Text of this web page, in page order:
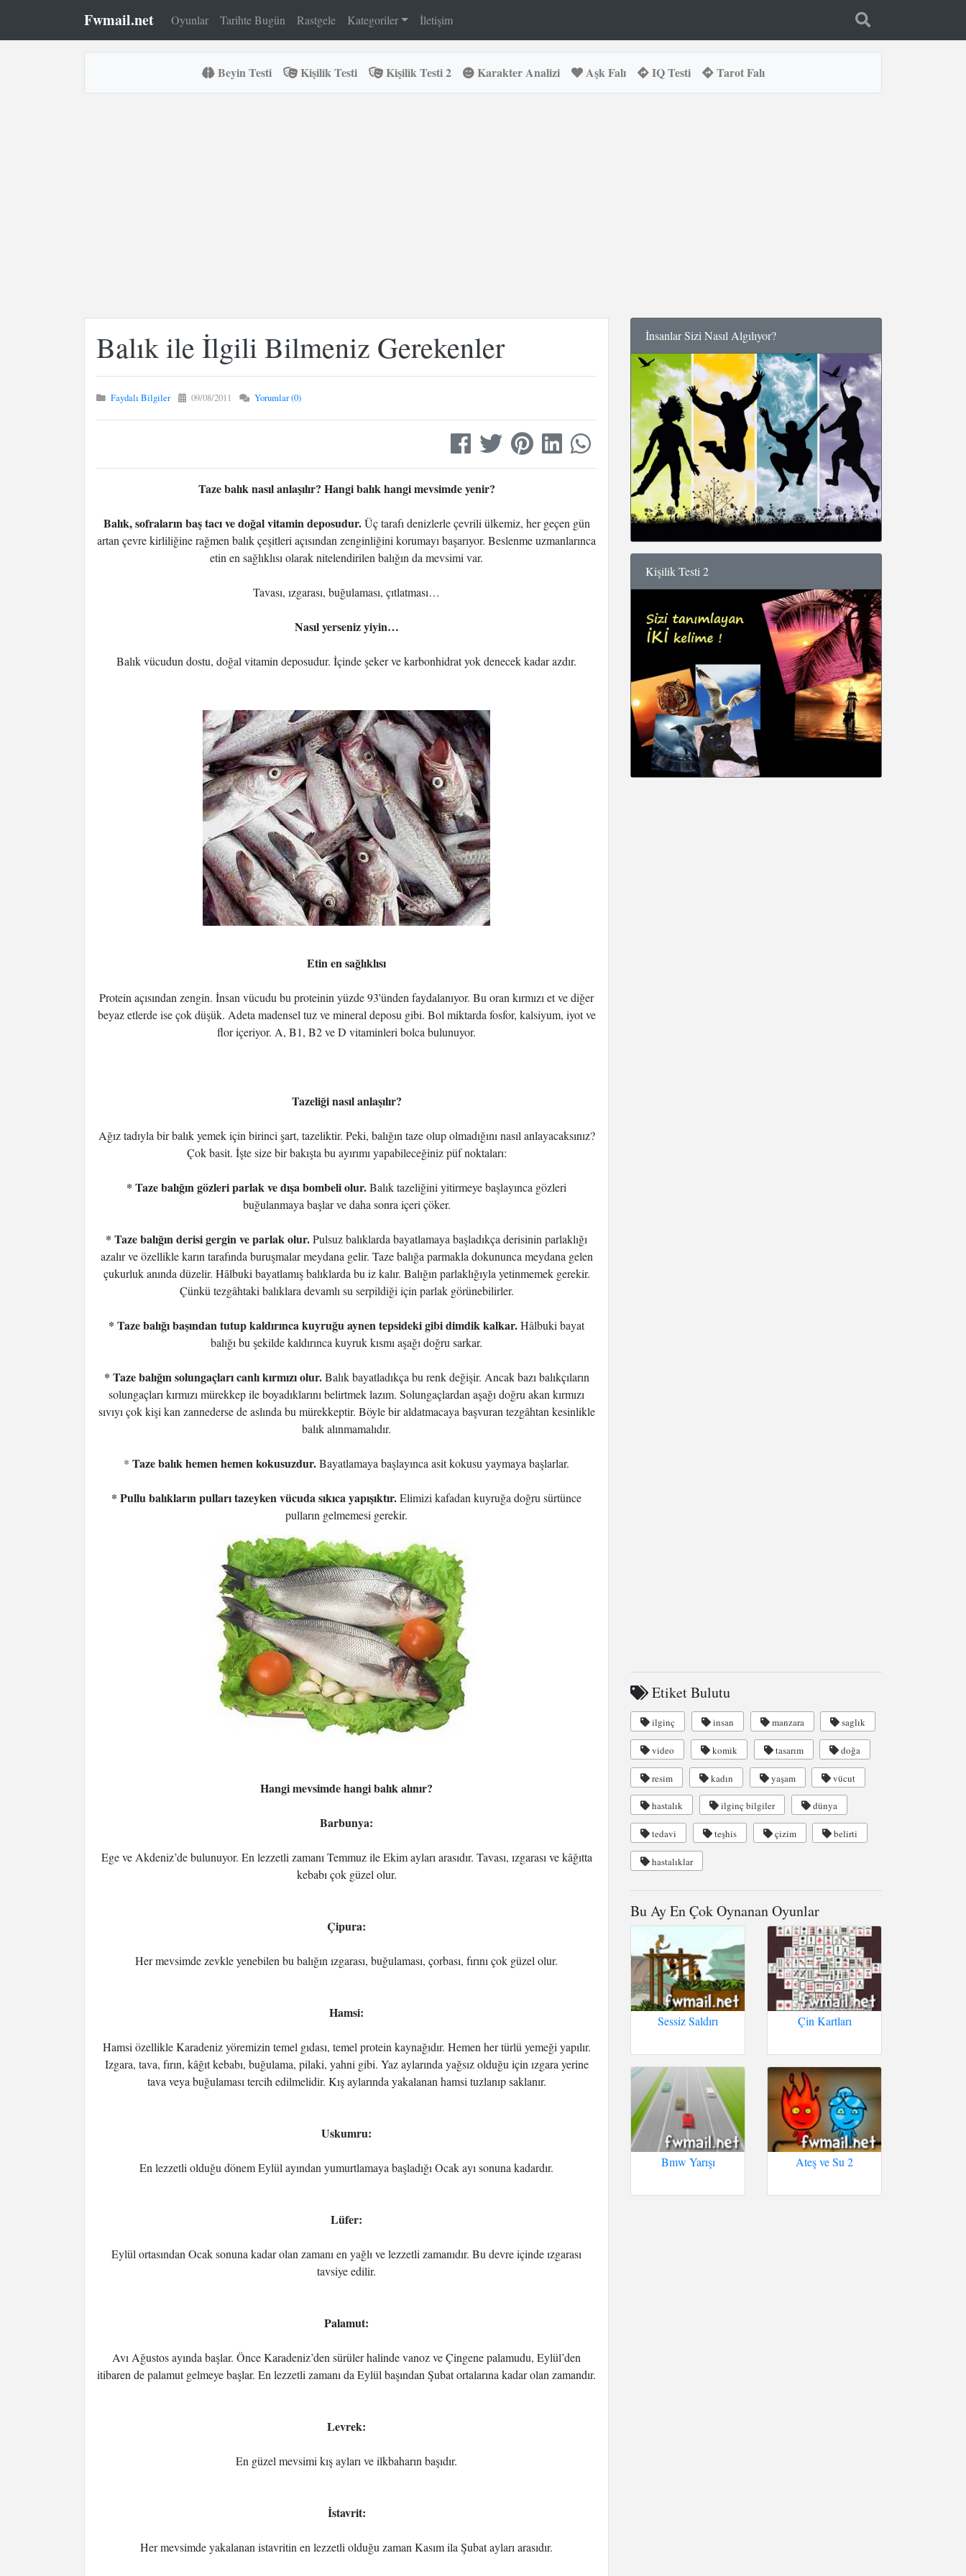
Fwmail.net Oyunlar Tarihte Bugün Rastgele Kategoriler İletişim
Beyin Testi Kişilik Testi Kişilik Testi 2 Karakter Analizi Aşk Falı IQ Testi Tarot Falı
Balık ile İlgili Bilmeniz Gerekenler
Faydalı Bilgiler 09/08/2011 Yorumlar (0)
Taze balık nasıl anlaşılır? Hangi balık hangi mevsimde yenir?
Balık, sofraların baş tacı ve doğal vitamin deposudur.Üç tarafı denizlerle çevrili ülkemiz, her geçen gün
artan çevre kirliliğine rağmen balık çeşitleri açısından zenginliğini korumayı başarıyor. Beslenme uzmanlarınca
etin en sağlıklısı olarak nitelendirilen balığın da mevsimi var.
Tavası, ızgarası, buğulaması, çıtlatması…
Nasıl yerseniz yiyin…
Balık vücudun dostu, doğal vitamin deposudur. İçinde şeker ve karbonhidrat yok denecek kadar azdır.
Etin en sağlıklısı
Protein açısından zengin. İnsan vücudu bu proteinin yüzde 93'ünden faydalanıyor. Bu oran kırmızı et ve diğer
beyaz etlerde ise çok düşük. Adeta madensel tuz ve mineral deposu gibi. Bol miktarda fosfor, kalsiyum, iyot ve
flor içeriyor. A, B1, B2 ve D vitaminleri bolca bulunuyor.
Tazeliği nasıl anlaşılır?
Ağız tadıyla bir balık yemek için birinci şart, tazeliktir. Peki, balığın taze olup olmadığını nasıl anlayacaksınız?
Çok basit. İşte size bir bakışta bu ayırımı yapabileceğiniz püf noktaları:
* Taze balığın gözleri parlak ve dışa bombeli olur.Balık tazeliğini yitirmeye başlayınca gözleri
buğulanmaya başlar ve daha sonra içeri çöker.
* Taze balığın derisi gergin ve parlak olur.Pulsuz balıklarda bayatlamaya başladıkça derisinin parlaklığı
azalır ve özellikle karın tarafında buruşmalar meydana gelir. Taze balığa parmakla dokununca meydana gelen
çukurluk anında düzelir. Hâlbuki bayatlamış balıklarda bu iz kalır. Balığın parlaklığıyla yetinmemek gerekir.
Çünkü tezgâhtaki balıklara devamlı su serpildiği için parlak görünebilirler.
* Taze balığı başından tutup kaldırınca kuyruğu aynen tepsideki gibi dimdik kalkar.Hâlbuki bayat
balığı bu şekilde kaldırınca kuyruk kısmı aşağı doğru sarkar.
* Taze balığın solungaçları canlı kırmızı olur.Balık bayatladıkça bu renk değişir. Ancak bazı balıkçıların
solungaçları kırmızı mürekkep ile boyadıklarını belirtmek lazım. Solungaçlardan aşağı doğru akan kırmızı
sıvıyı çok kişi kan zannederse de aslında bu mürekkeptir. Böyle bir aldatmacaya başvuran tezgâhtan kesinlikle
balık alınmamalıdır.
* Taze balık hemen hemen kokusuzdur.Bayatlamaya başlayınca asit kokusu yaymaya başlarlar.
* Pullu balıkların pulları tazeyken vücuda sıkıca yapışıktır.Elimizi kafadan kuyruğa doğru sürtünce
pulların gelmemesi gerekir.
Hangi mevsimde hangi balık alınır?
Barbunya:
Ege ve Akdeniz’de bulunuyor. En lezzetli zamanı Temmuz ile Ekim ayları arasıdır. Tavası, ızgarası ve kâğıtta
kebabı çok güzel olur.
Çipura:
Her mevsimde zevkle yenebilen bu balığın ızgarası, buğulaması, çorbası, fırını çok güzel olur.
Hamsi:
Hamsi özellikle Karadeniz yöremizin temel gıdası, temel protein kaynağıdır. Hemen her türlü yemeği yapılır.
Izgara, tava, fırın, kâğıt kebabı, buğulama, pilaki, yahni gibi. Yaz aylarında yağsız olduğu için ızgara yerine
tava veya buğulaması tercih edilmelidir. Kış aylarında yakalanan hamsi tuzlanıp saklanır.
Uskumru:
En lezzetli olduğu dönem Eylül ayından yumurtlamaya başladığı Ocak ayı sonuna kadardır.
Lüfer:
Eylül ortasından Ocak sonuna kadar olan zamanı en yağlı ve lezzetli zamanıdır. Bu devre içinde ızgarası
tavsiye edilir.
Palamut:
Avı Ağustos ayında başlar. Önce Karadeniz’den sürüler halinde vanoz ve Çingene palamudu, Eylül’den
itibaren de palamut gelmeye başlar. En lezzetli zamanı da Eylül başından Şubat ortalarına kadar olan zamandır.
Levrek:
En güzel mevsimi kış ayları ve ilkbaharın başıdır.
İstavrit:
Her mevsimde yakalanan istavritin en lezzetli olduğu zaman Kasım ila Şubat ayları arasıdır.
İnsanlar Sizi Nasıl Algılıyor?
Kişilik Testi 2
Etiket Bulutu
ilginç insan manzara saglık
video komik tasarım doğa
resim kadın yaşam vücut
hastalık ilginç bilgiler dünya
tedavi teşhis çizim belirti
hastalıklar
Bu Ay En Çok Oynanan Oyunlar
Sessiz Saldırı Çin Kartları
Bmw Yarışı Ateş ve Su 2